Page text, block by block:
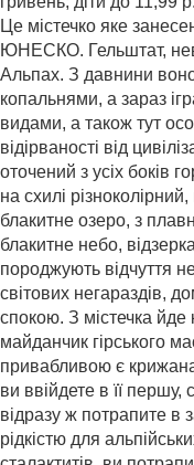
Це містечко яке
ЮНЕСКО. Гельштат,
Альпах. З давнини
копальнями, а зараз
видами, а також тут
відірваності від
оточений з усіх боків
на схилі
блакитне озеро, з
блакитне небо,
породжують відчуття
світових негараздів,
спокою. З містечка
майданчик гірського
привабливою є
ви ввійдете в її
відразу ж потрапите в
рідкістю для